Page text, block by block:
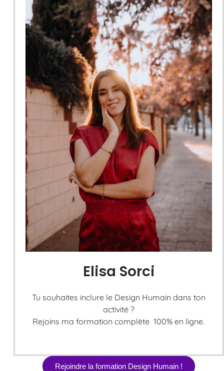
Elisa Sorci
Tu souhaites inclure le Design Humain dans ton
activité ?
Rejoins ma formation complète 100% en ligne.
Rejoindre la formation Design Humain !